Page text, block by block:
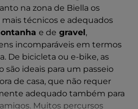
A melhor altura para um
de carro pela zona é a
quando a submersão dos
e o verão, quando
as lagoas num mar verde
quem gosta de
o troço entre Santhià e
é ideal, passando por
na zona de Biella os
técnicos e adequados
e de gravel,
incomparáveis em termos
De bicicleta ou e-bike, as
são ideais para um passeio
de casa, que não requer
adequado também para
Muitos percursos